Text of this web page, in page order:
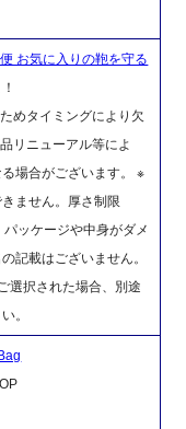
お気に入りの鞄を守る
めタイミングにより欠
リニューアル等によ
場合がございます。 ※
ません。厚さ制限
パッケージや中身がダメ
記載はございません。
選択された場合、別途
。